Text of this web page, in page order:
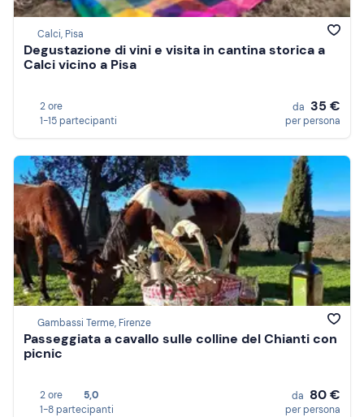
Calci, Pisa
Degustazione di vini e visita in cantina storica a
Calci vicino a Pisa
2 ore
1-15 partecipanti
da 35 €
per persona
Gambassi Terme, Firenze
Passeggiata a cavallo sulle colline del Chianti con
picnic
2 ore
5,0
1-8 partecipanti
da 80 €
per persona